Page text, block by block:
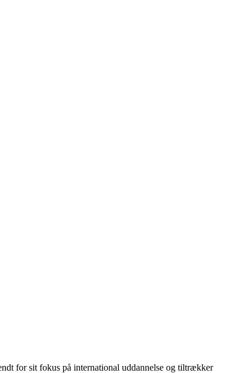
for sit fokus på international uddannelse og tiltrækker